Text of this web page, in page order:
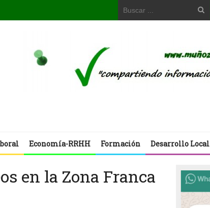
Economía-RRHH Formación Desarrollo Local
en la Zona Franca